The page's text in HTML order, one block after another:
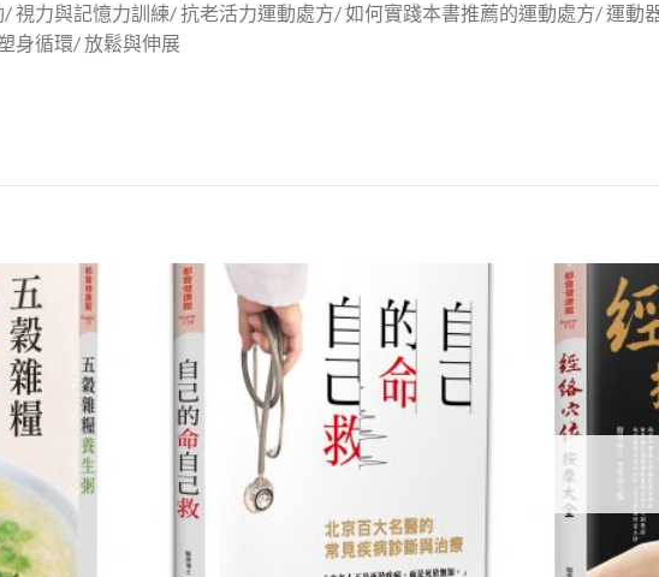
視力與記憶力訓練/ 抗老活力運動處方/ 如何實踐本書推薦的運動處方/ 運動
身循環/ 放鬆與伸展
加入
望清
單」
加入
「願
望清
單」